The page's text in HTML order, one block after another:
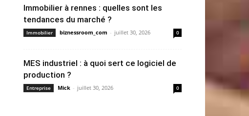
Immobilier à rennes : quelles sont les
tendances du marché ?
Immobilier biznessroom_com - juillet 30, 2026 0
MES industriel : à quoi sert ce logiciel de
production ?
Entreprise Mick - juillet 30, 2026 0